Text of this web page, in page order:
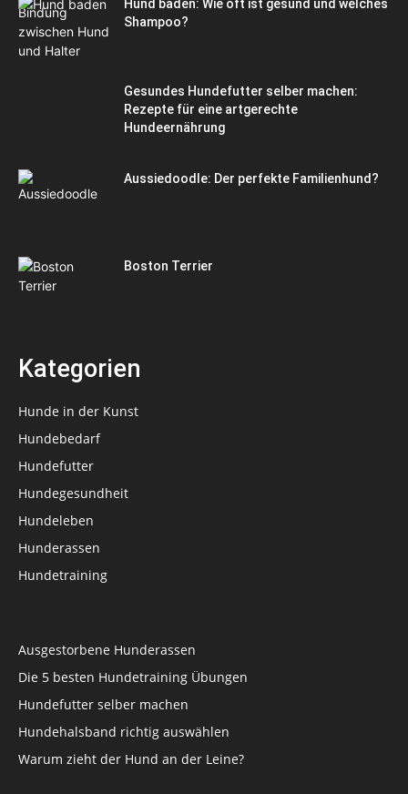
Hund baden: Wie oft ist gesund und welches
Shampoo?
Gesundes Hundefutter selber machen:
Rezepte für eine artgerechte
Hundeernährung
Aussiedoodle: Der perfekte Familienhund?
Boston Terrier
Kategorien
Hunde in der Kunst
Hundebedarf
Hundefutter
Hundegesundheit
Hundeleben
Hunderassen
Hundetraining
Ausgestorbene Hunderassen
Die 5 besten Hundetraining Übungen
Hundefutter selber machen
Hundehalsband richtig auswählen
Warum zieht der Hund an der Leine?